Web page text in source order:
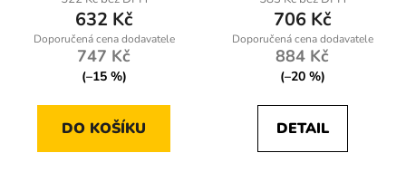
632 Kč
747 Kč
(–15 %)
DO KOŠÍKU
706 Kč
884 Kč
(–20 %)
DETAIL